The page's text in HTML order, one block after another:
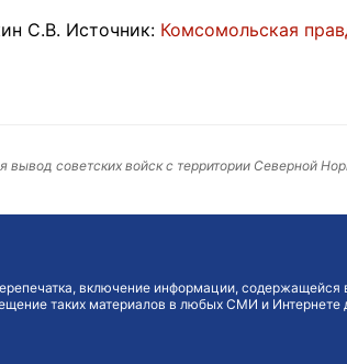
С.В. Источник: Комсомольская
вывод советских войск с территории Северной
включение информации,
таких материалов в любых СМИ и Интернете